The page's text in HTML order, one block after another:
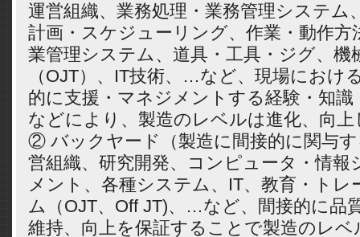
運営組織、業務処理・業務管理システム
計画・スケジューリング、作業・動作方
業管理システム、道具・工具・ジグ、機
（OJT）、IT技術、…など、現場におけ
的に支援・マネジメントする経験・知
などにより、製造のレベルは進化、向
② バックヤード（製造に間接的に関与
営組織、研究開発、コンピュータ・情報
メント、各種システム、IT、教育・ト
ム（OJT、Off JT)、…など、間接的に品
維持、向上を保証することで製造のレ